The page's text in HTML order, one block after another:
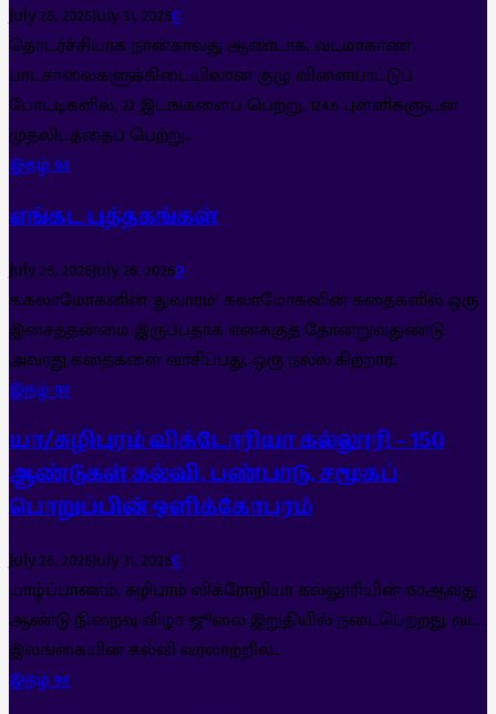
July 26, 2026July 31, 20260
தொடர்ச்சியாக நான்காவது ஆண்டாக, வடமாகாண
பாடசாலைகளுக்கிடையிலான குழு விளையாட்டுப்
போட்டிகளில், 22 இடங்களைப் பெற்று, 124.6 புள்ளிகளுடன்
முதலிடத்தைப் பெற்று...
இதழ் 98
எங்கட புத்தகங்கள்
July 26, 2026July 26, 20260
க.கலாமோகனின் ‘துவாரம்’ கலாமோகனின் கதைகளில் ஒரு
இசைத்தன்மை இருப்பதாக எனக்குத் தோன்றுவதுண்டு.
அவரது கதைகளை வாசிப்பது, ஒரு நல்ல கிற்றார்...
இதழ் 98
யா/சுழிபுரம் விக்டோரியா கல்லூரி – 150
ஆண்டுகள் கல்வி, பண்பாடு, சமூகப்
பொறுப்பின் ஒளிக்கோபுரம்
July 26, 2026July 31, 20260
யாழ்ப்பாணம், சுழிபுரம் விக்ரோறியா கல்லூரியின் 150ஆவது
ஆண்டு நிறைவு விழா ஜூலை இறுதியில் நடைபெற்றது. வட
இலங்கையின் கல்வி வரலாற்றில்...
இதழ் 98